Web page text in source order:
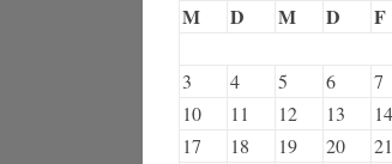
M D M D F
3
4 5 6 7
10
11 12 13 14
17
18 19 20 21